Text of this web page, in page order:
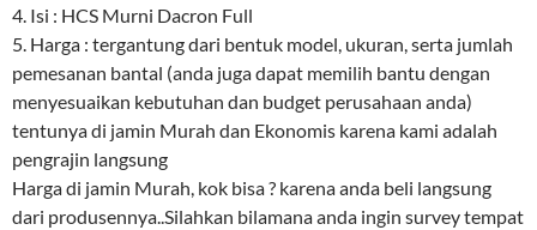
4. Isi : HCS Murni Dacron Full
5. Harga : tergantung dari bentuk model, ukuran, serta jumlah
pemesanan bantal (anda juga dapat memilih bantu dengan
menyesuaikan kebutuhan dan budget perusahaan anda)
tentunya di jamin Murah dan Ekonomis karena kami adalah
pengrajin langsung
Harga di jamin Murah, kok bisa ? karena anda beli langsung
dari produsennya..Silahkan bilamana anda ingin survey tempat